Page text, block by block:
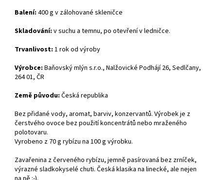
Balení: 400 g v zálohované skleničce
Skladování: v suchu a temnu, po otevření v ledničce.
Trvanlivost: 1 rok od výroby
Výrobce: Baňovský mlýn s.r.o., Nalžovické Podhájí 26, Sedlčany,
264 01, ČR
Země původu: Česká republika
Bez přidané vody, aromat, barviv, konzervantů. Výrobek je z
čerstvého ovoce bez použití koncentrátů nebo mraženého
polotovaru.
Vyrobeno z 70 g rybízu na 100 g výrobku.
Zavařenina z červeného rybízu, jemně pasírovaná bez zrníček,
výrazné sladkokyselé chuti. Česká klasika na linecké, ale nejen